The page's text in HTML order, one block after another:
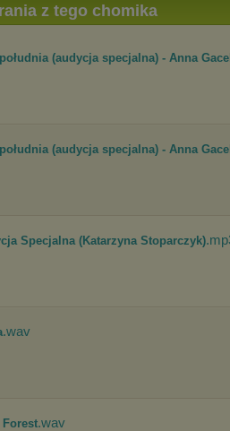
z tego chomika
(audycja specjalna) - Anna
(audycja specjalna) - Anna
Specjalna (Katarzyna Stoparczyk)
.wav
.wav